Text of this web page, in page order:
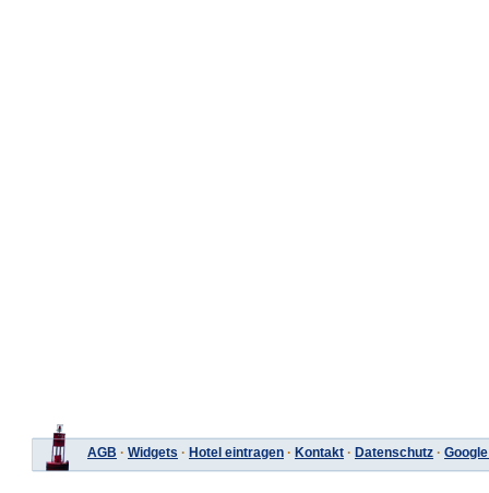
AGB · Widgets · Hotel eintragen · Kontakt · Datenschutz ·